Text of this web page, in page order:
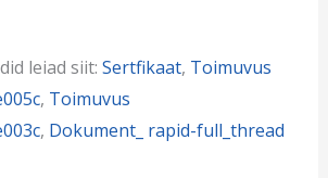
leiad siit: Sertfikaat, Toimuvus
, Toimuvus
, Dokument_ rapid-full_thread